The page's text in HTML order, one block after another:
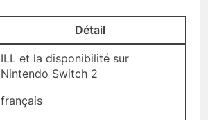
Détail
ILL et la disponibilité sur
Nintendo Switch 2
français